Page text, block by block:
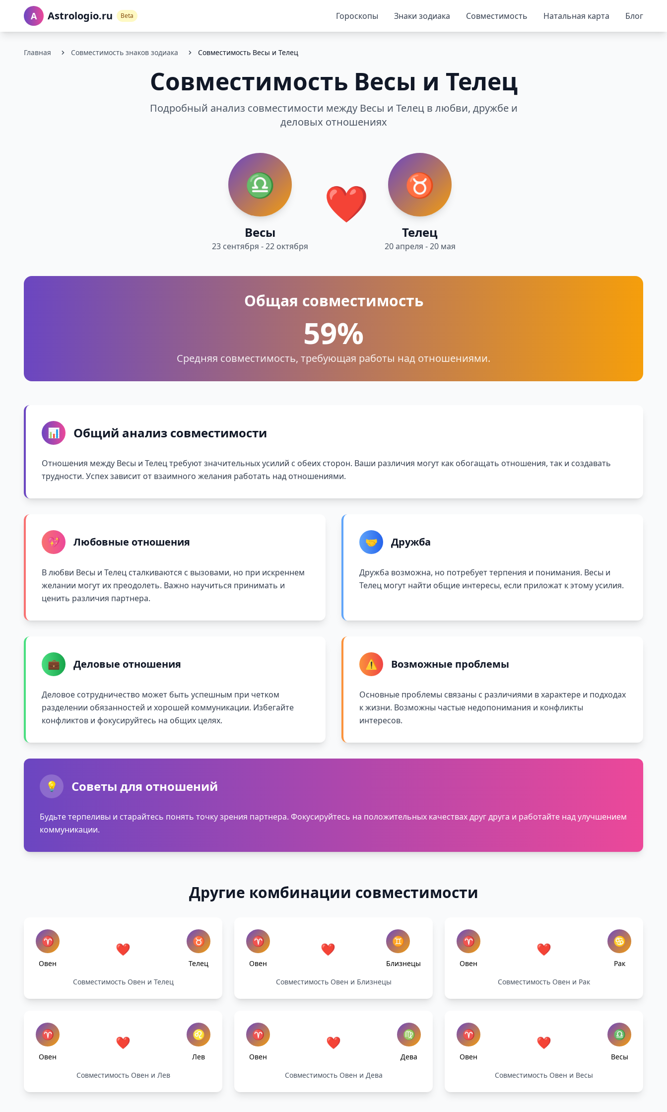
A Astrologio.ru Beta Гороскопы Знаки зодиака Совместимость Натальная карта Блог
Главная Совместимость знаков зодиака Совместимость Весы и Телец
Совместимость Весы и Телец
Подробный анализ совместимости между Весы и Телец в любви, дружбе и
деловых отношениях
♎
Весы
23 сентября - 22 октября
❤️ ♉
Телец
20 апреля - 20 мая
Общая совместимость
59%
Средняя совместимость, требующая работы над отношениями.
📊 Общий анализ совместимости
Отношения между Весы и Телец требуют значительных усилий с обеих сторон. Ваши различия могут как обогащать отношения, так и создавать
трудности. Успех зависит от взаимного желания работать над отношениями.
💖 Любовные отношения
В любви Весы и Телец сталкиваются с вызовами, но при искреннем
желании могут их преодолеть. Важно научиться принимать и
ценить различия партнера.
🤝 Дружба
Дружба возможна, но потребует терпения и понимания. Весы и
Телец могут найти общие интересы, если приложат к этому усилия.
💼 Деловые отношения
Деловое сотрудничество может быть успешным при четком
разделении обязанностей и хорошей коммуникации. Избегайте
конфликтов и фокусируйтесь на общих целях.
⚠️ Возможные проблемы
Основные проблемы связаны с различиями в характере и подходах
к жизни. Возможны частые недопонимания и конфликты
интересов.
💡 Советы для отношений
Будьте терпеливы и старайтесь понять точку зрения партнера. Фокусируйтесь на положительных качествах друг друга и работайте над улучшением
коммуникации.
Другие комбинации совместимости
♈
Овен
❤️ ♉
Телец
Совместимость Овен и Телец
♈
Овен
❤️ ♊
Близнецы
Совместимость Овен и Близнецы
♈
Овен
❤️ ♋
Рак
Совместимость Овен и Рак
♈
Овен
❤️ ♌
Лев
Совместимость Овен и Лев
♈
Овен
❤️ ♍
Дева
Совместимость Овен и Дева
♈
Овен
❤️ ♎
Весы
Совместимость Овен и Весы